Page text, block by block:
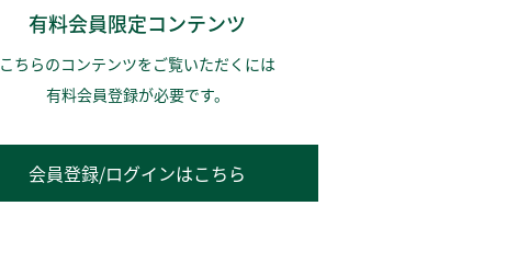
有料会員限定コンテンツ
こちらのコンテンツをご覧いただくには
有料会員登録が必要です。
会員登録/ログインはこちら